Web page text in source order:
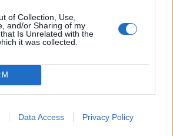
of Collection, Use,
and/or Sharing of my
Is Unrelated with the
it was collected.
Data Access Privacy Policy
sera pas publiée.
avec*